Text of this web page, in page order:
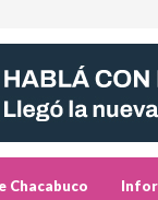
Chacabuco